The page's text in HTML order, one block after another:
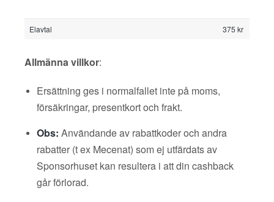
Elavtal 375 kr
Allmänna villkor:
Ersättning ges i normalfallet inte på moms,
försäkringar, presentkort och frakt.
Obs: Användande av rabattkoder och andra
rabatter (t ex Mecenat) som ej utfärdats av
Sponsorhuset kan resultera i att din cashback
går förlorad.